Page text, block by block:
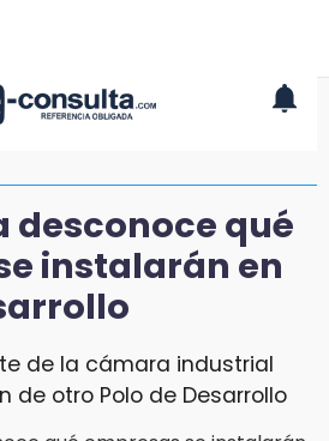
desconoce qué
instalarán en
de la cámara industrial
de otro Polo de Desarrollo